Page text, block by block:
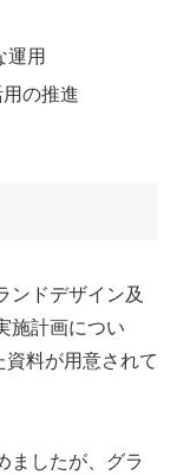
運用
の推進
ンドデザイン及
施計画につい
料が用意されて
ましたが、グラ